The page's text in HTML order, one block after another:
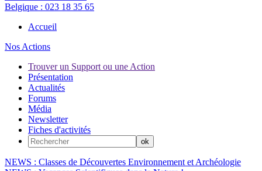
Belgique : 023 18 35 65
Accueil
Nos Actions
Trouver un Support ou une Action
Présentation
Actualités
Forums
Média
Newsletter
Fiches d'activités
NEWS : Classes de Découvertes Environnement et Archéologie